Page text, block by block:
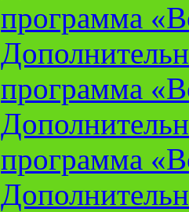
программа
программа
программа